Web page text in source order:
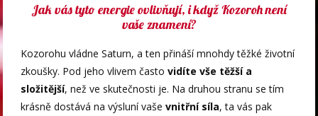
Jak vás tyto energie ovlivňují, i když Kozoroh není
vaše znamení?
Kozorohu vládne Saturn, a ten přináší mnohdy těžké životní
zkoušky. Pod jeho vlivem častovidíte vše těžší a
složitější, než ve skutečnosti je. Na druhou stranu se tím
krásně dostává na výsluní vaševnitřní síla, ta vás pak